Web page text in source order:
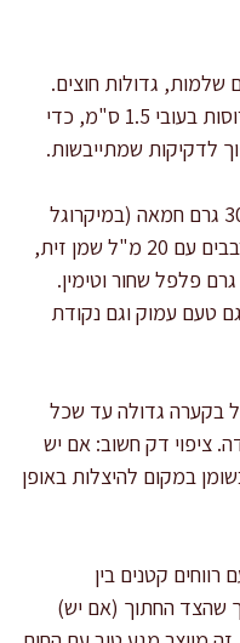
שלמות, גדולות חוצים.
פורטובלו חותכים לרבעים או לפרוסות בעובי 1.5 ס"מ, כדי
לדקיקות שמתייבשות.
מכינים תערובת תיבול: ממיסים 30 גרם חמאה (במיקרוגל
20–30 שניות או בסיר קטן), מערבבים עם 20 מ"ל שמן זית,
15 גרם שום קצוץ, 2 גרם מלח, 1 גרם פלפל שחור וטימין.
טעם עמוק וגם נקודת
בקערה גדולה עד שכל
ציפוי דק חשוב: אם יש
במקום להיצלות באופן
קטנים בין
שהצד החתוך (אם יש)